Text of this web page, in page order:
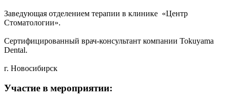
Заведующая отделением терапии в клинике «Центр
Стоматологии».
Сертифицированный врач-консультант компании Tokuyama
Dental.
г. Новосибирск
Участие в мероприятии: